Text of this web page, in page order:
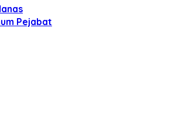
Pejabat